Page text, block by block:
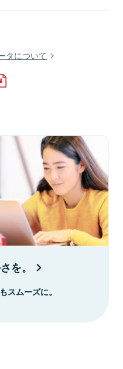
タについて
を。
スムーズに。